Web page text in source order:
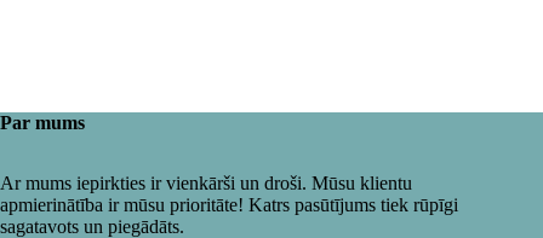
Par mums
Ar mums iepirkties ir vienkārši un droši. Mūsu klientu
apmierinātība ir mūsu prioritāte! Katrs pasūtījums tiek rūpīgi
sagatavots un piegādāts.